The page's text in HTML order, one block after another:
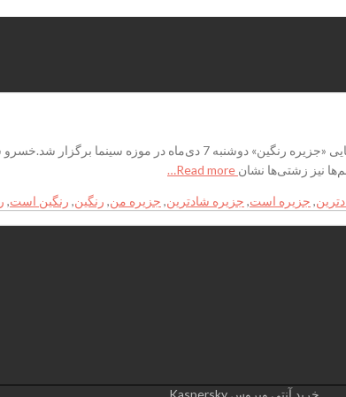
جزیره رنگین شادترین فیلم من است اکران افتتاحیه و آیین ‌دیدار با عوامل فیلم
نیز زشتی‌ها نشان
, جزیره است, جزیره شادترین, جزیره من, رنگین, رنگین است,
خرید آنتی ویروس Kaspersky